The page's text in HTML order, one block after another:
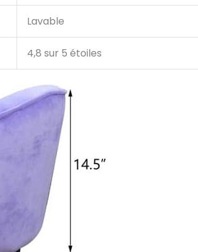
Lavable
4,8 sur 5 étoiles